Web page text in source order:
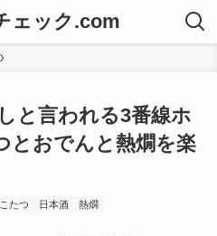
ェック.com
と言われる3番線ホ
とおでんと熱燗を楽
こたつ 日本酒
熱燗